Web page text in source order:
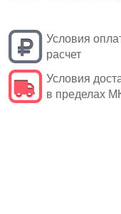
Условия
расчет
Условия
в пределах